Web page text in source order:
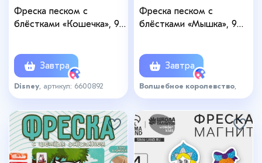
Фреска песком с
блёстками «Кошечка», 9
Завтра
Disney , артикул: 6600892
Фреска песком с
блёстками «Мышка», 9
Завтра
Волшебное королевство
артикул: 6597342